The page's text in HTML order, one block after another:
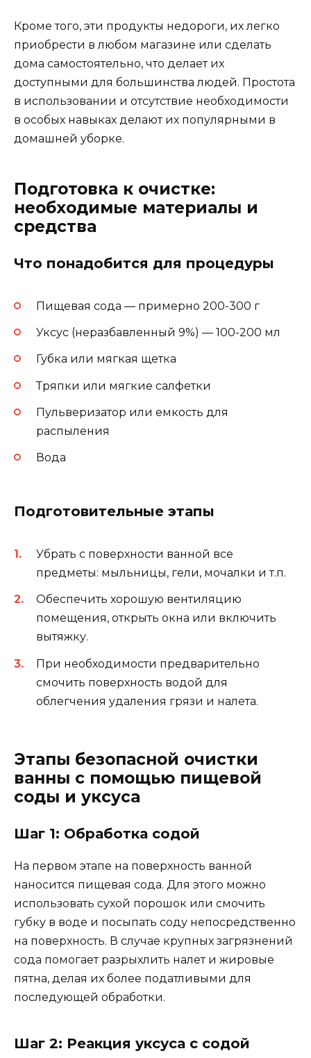
Кроме того, эти продукты недороги, их легко
приобрести в любом магазине или сделать
дома самостоятельно, что делает их
доступными для большинства людей. Простота
в использовании и отсутствие необходимости
в особых навыках делают их популярными в
домашней уборке.
Подготовка к очистке:
необходимые материалы и
средства
Что понадобится для процедуры
Пищевая сода — примерно 200-300 г
Уксус (неразбавленный 9%) — 100-200 мл
Губка или мягкая щетка
Тряпки или мягкие салфетки
Пульверизатор или емкость для
распыления
Вода
Подготовительные этапы
Убрать с поверхности ванной все
предметы: мыльницы, гели, мочалки и т.п.
Обеспечить хорошую вентиляцию
помещения, открыть окна или включить
вытяжку.
При необходимости предварительно
смочить поверхность водой для
облегчения удаления грязи и налета.
Этапы безопасной очистки
ванны с помощью пищевой
соды и уксуса
Шаг 1: Обработка содой
На первом этапе на поверхность ванной
наносится пищевая сода. Для этого можно
использовать сухой порошок или смочить
губку в воде и посыпать соду непосредственно
на поверхность. В случае крупных загрязнений
сода помогает разрыхлить налет и жировые
пятна, делая их более податливыми для
последующей обработки.
Шаг 2: Реакция уксуса с содой